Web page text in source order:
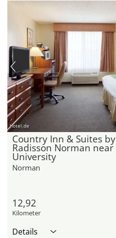
hotel.de
Country Inn & Suites by
Radisson Norman near
University
Norman
12,92
Kilometer
Details